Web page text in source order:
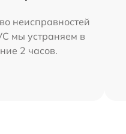
неисправностей
мы устраняем в
2 часов.